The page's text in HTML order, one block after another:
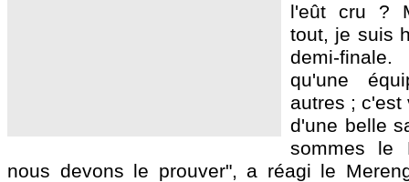
l'eût cru ?
tout, je suis
demi-
qu'une
autres ; c'est
d'une belle
sommes le
nous devons le prouver", a réagi le